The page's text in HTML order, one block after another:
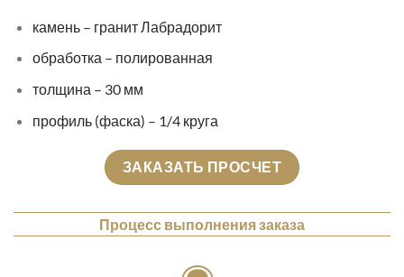
камень – гранит Лабрадорит
обработка – полированная
толщина – 30 мм
профиль (фаска) – 1/4 круга
ЗАКАЗАТЬ ПРОСЧЕТ
Процесс выполнения заказа